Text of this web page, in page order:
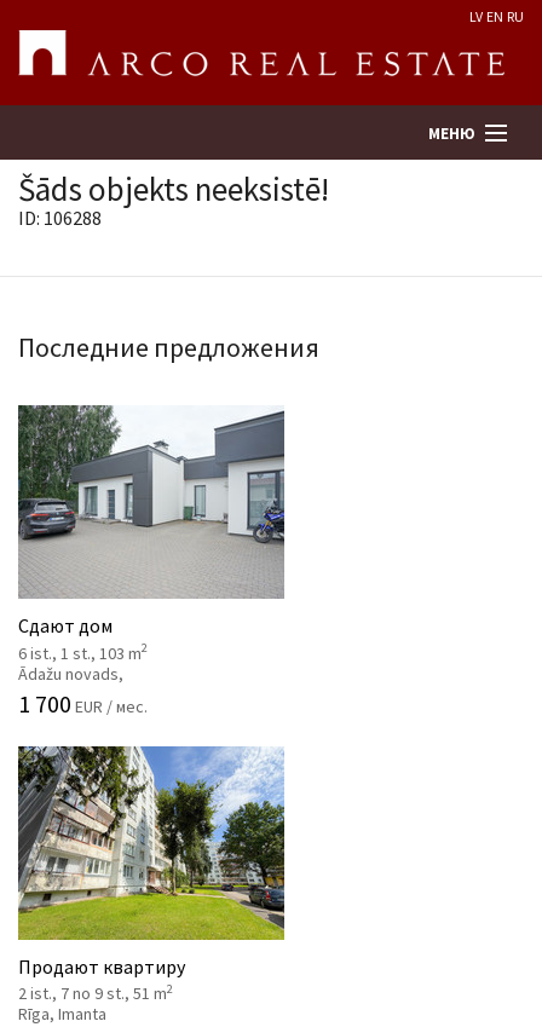
LV EN RU
МЕНЮ
Предприятие
Услуги
Kонтакты
Šāds objekts neeksistē!
ID: 106288
Последние предложения
Сдают дом
6 ist., 1 st., 103 m2
Ādažu novads,
1 700 EUR / мес.
Продают квартиру
2 ist., 7 no 9 st., 51 m2
Rīga, Imanta